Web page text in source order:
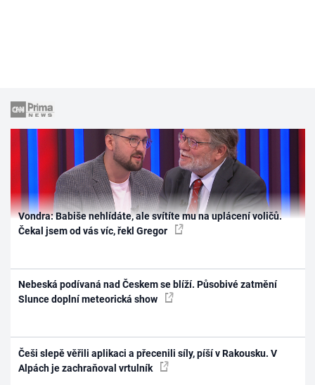
Vondra: Babiše nehlídáte, ale svítíte mu na uplácení voličů.
Čekal jsem od vás víc, řekl Gregor
Nebeská podívaná nad Českem se blíží. Působivé zatmění
Slunce doplní meteorická show
Češi slepě věřili aplikaci a přecenili síly, píší v Rakousku. V
Alpách je zachraňoval vrtulník